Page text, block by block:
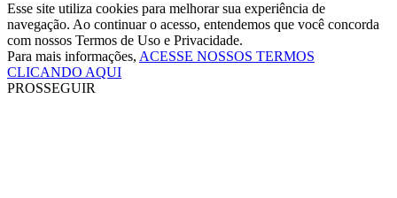
Esse site utiliza cookies para melhorar sua experiência de
navegação. Ao continuar o acesso, entendemos que você concorda
com nossos Termos de Uso e Privacidade.
Para mais informações, ACESSE NOSSOS TERMOS
CLICANDO AQUI
PROSSEGUIR